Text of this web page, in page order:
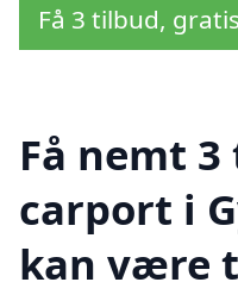
Få 3 tilbud,
Få nemt
carport i
kan være